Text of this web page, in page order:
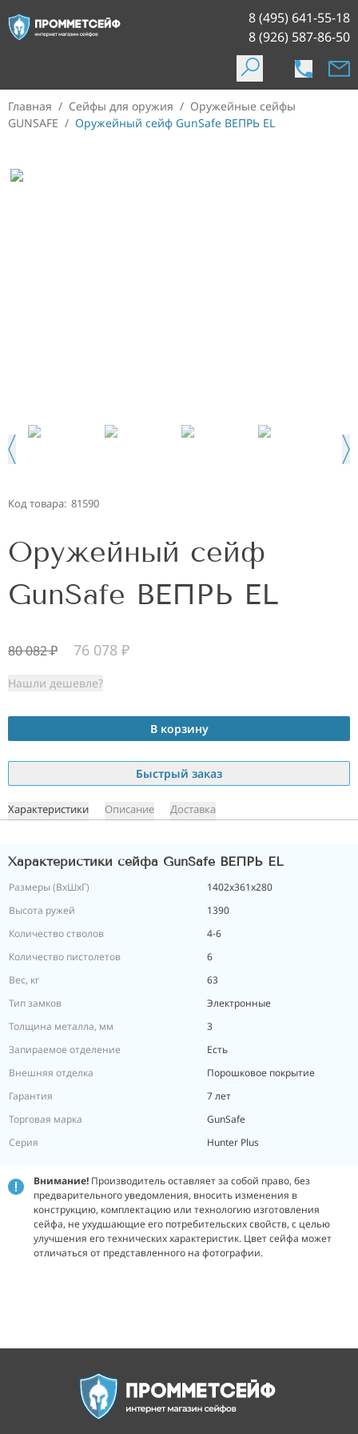
8 (495) 641-55-18
8 (926) 587-86-50
Главная / Сейфы для оружия / Оружейные сейфы
GUNSAFE / Оружейный сейф GunSafe ВЕПРЬ EL
Код товара: 81590
Оружейный сейф
GunSafe ВЕПРЬ EL
80 082₽ 76 078 ₽
Нашли дешевле?
В корзину
Быстрый заказ
Характеристики Описание Доставка
Характеристики сейфа GunSafe ВЕПРЬ EL
Размеры (ВxШxГ)
1402х361х280
Высота ружей
1390
Количество стволов
4-6
Количество пистолетов
6
Вес, кг
63
Тип замков
Электронные
Толщина металла, мм
3
Запираемое отделение
Есть
Внешняя отделка
Порошковое покрытие
Гарантия
7 лет
Торговая марка
GunSafe
Серия
Hunter Plus
Внимание! Производитель оставляет за собой право, без
предварительного уведомления, вносить изменения в
конструкцию, комплектацию или технологию изготовления
сейфа, не ухудшающие его потребительских свойств, с целью
улучшения его технических характеристик. Цвет сейфа может
отличаться от представленного на фотографии.